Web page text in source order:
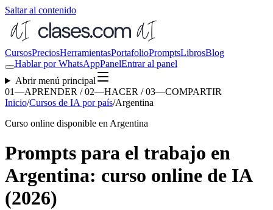
Saltar al contenido
CursosPreciosHerramientasPortafolioPromptsLibrosBlog
Hablar por WhatsAppPanelEntrar al panel
Abrir menú principal
01—APRENDER / 02—HACER / 03—COMPARTIR
Inicio/Cursos de IA por país/Argentina
Curso online disponible en Argentina
Prompts para el trabajo en
Argentina: curso online de IA
(2026)